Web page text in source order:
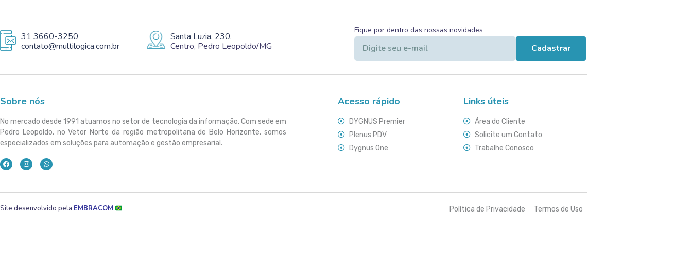
31 3660-3250
contato@multilogica.com.br
Santa Luzia, 230.
Centro, Pedro Leopoldo/MG
Fique por dentro das nossas novidades
Cadastrar
Sobre nós
No mercado desde 1991 atuamos no setor de tecnologia da informação. Com sede em
Pedro Leopoldo, no Vetor Norte da região metropolitana de Belo Horizonte, somos
especializados em soluções para automação e gestão empresarial.
Acesso rápido
DYGNUS Premier
Plenus PDV
Dygnus One
Links úteis
Área do Cliente
Solicite um Contato
Trabalhe Conosco
Site desenvolvido pela EMBRACOM Política de Privacidade Termos de Uso